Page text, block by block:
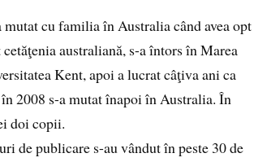
mutat cu familia în Australia când avea opt
australiană, s-a întors în Marea
Kent, apoi a lucrat câţiva ani ca
2008 s-a mutat înapoi în Australia. În
doi copii.
de publicare s-au vândut în peste 30 de